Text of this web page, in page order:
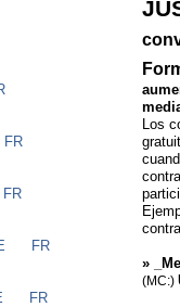
FR
FR
Los
»
(MC:)